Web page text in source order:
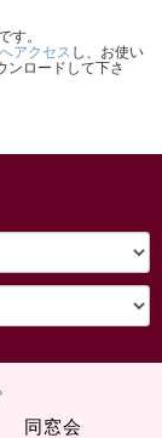
す。
アクセス し、お使い
ンロードして下さ
同窓会